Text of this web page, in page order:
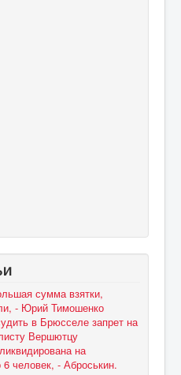
сумма взятки,
- Юрий Тимошенко
в Брюсселе запрет на
Вершютцу
на
человек, - Аброськин.